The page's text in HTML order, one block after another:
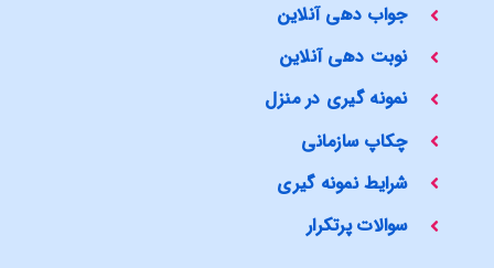
جواب دهی آنلاین
نوبت دهی آنلاین
نمونه گیری در منزل
چکاپ سازمانی
شرایط نمونه گیری
سوالات پرتکرار